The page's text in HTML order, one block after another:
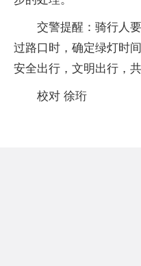
交警提醒：骑行人
过路口时，确定绿灯时
安全出行，文明出行，
校对 徐珩